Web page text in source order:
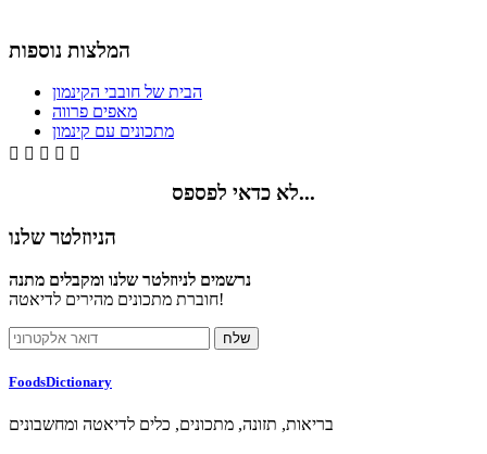
המלצות נוספות
הבית של חובבי הקינמון
מאפים פרווה
מתכונים עם קינמון
    
לא כדאי לפספס...
הניוזלטר שלנו
נרשמים לניוזלטר שלנו ומקבלים מתנה
חוברת מתכונים מהירים לדיאטה!
FoodsDictionary
בריאות, תזונה, מתכונים, כלים לדיאטה ומחשבונים